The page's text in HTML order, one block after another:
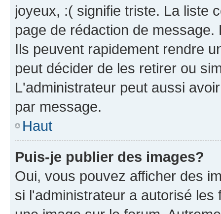
joyeux, :( signifie triste. La liste
page de rédaction de
Ils peuvent rapidement rendre
peut décider de les retirer ou
L'administrateur peut aussi
par message.
Haut
Puis-je publier des images?
Oui, vous pouvez afficher des
si l'administrateur a autorisé